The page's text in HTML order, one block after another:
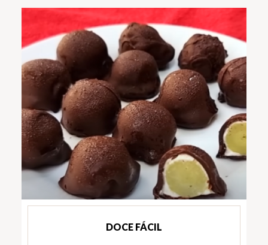
DOCE FÁCIL